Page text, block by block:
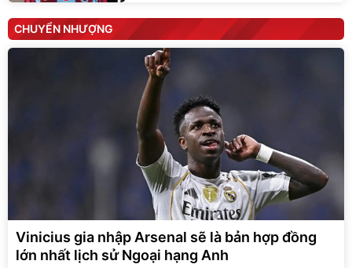
CHUYỂN NHƯỢNG
Vinicius gia nhập Arsenal sẽ là bản hợp đồng
lớn nhất lịch sử Ngoại hạng Anh